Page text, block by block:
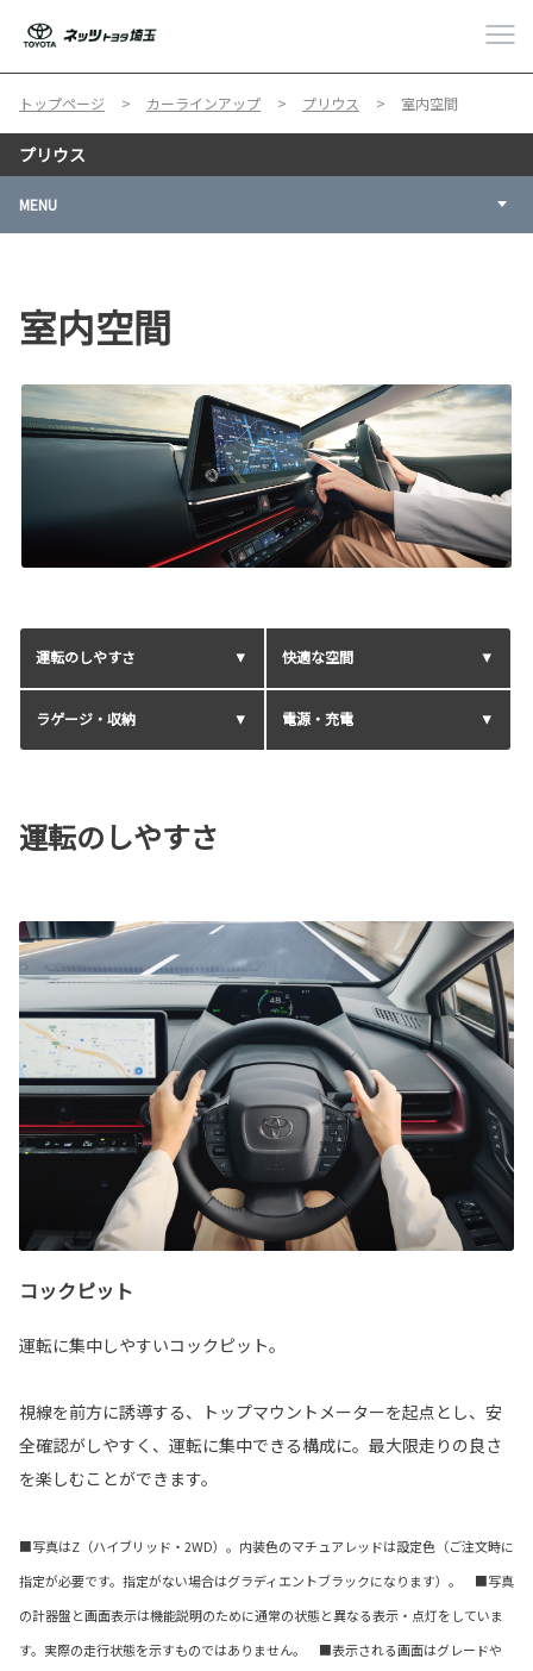
トップページ カーラインアップ プリウス 室内空間
プリウス
MENU
室内空間
運転のしやすさ 快適な空間
ラゲージ・収納 電源・充電
運転のしやすさ
コックピット
運転に集中しやすいコックピット。
視線を前方に誘導する、トップマウントメーターを起点とし、安
全確認がしやすく、運転に集中できる構成に。最大限走りの良さ
を楽しむことができます。
■写真はZ（ハイブリッド・2WD）。内装色のマチュアレッドは設定色（ご注文時に
指定が必要です。指定がない場合はグラディエントブラックになります）。 ■写真
の計器盤と画面表示は機能説明のために通常の状態と異なる表示・点灯をしていま
す。実際の走行状態を示すものではありません。 ■表示される画面はグレードや